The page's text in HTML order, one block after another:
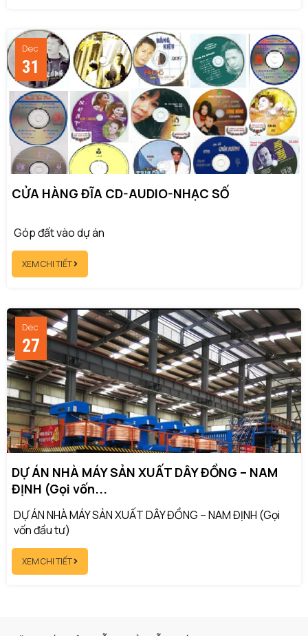
Dec
31
CỬA HÀNG ĐĨA CD-AUDIO-NHẠC SỐ
Góp đất vào dự án
XEM CHI TIẾT
Dec
27
DỰ ÁN NHÀ MÁY SẢN XUẤT DÂY ĐỒNG – NAM
ĐỊNH (Gọi vốn...
DỰ ÁN NHÀ MÁY SẢN XUẤT DÂY ĐỒNG – NAM ĐỊNH (Gọi
vốn đầu tư)
XEM CHI TIẾT